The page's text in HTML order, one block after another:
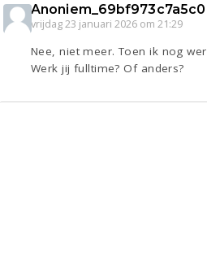
Anoniem_69bf973c7a5c0
vrijdag 23 januari 2026 om 21:29
Nee, niet meer. Toen ik nog
Werk jij fulltime? Of anders?